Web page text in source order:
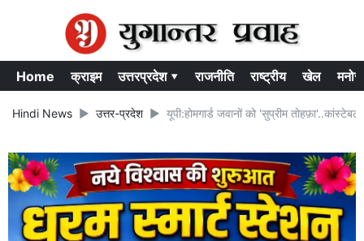
Home क्राइम उत्तरप्रदेश ▾ राजनीति राष्ट्रीय खेल
Hindi News उत्तर-प्रदेश यूपी:होमगार्ड जवानों को 'सुप्रीम